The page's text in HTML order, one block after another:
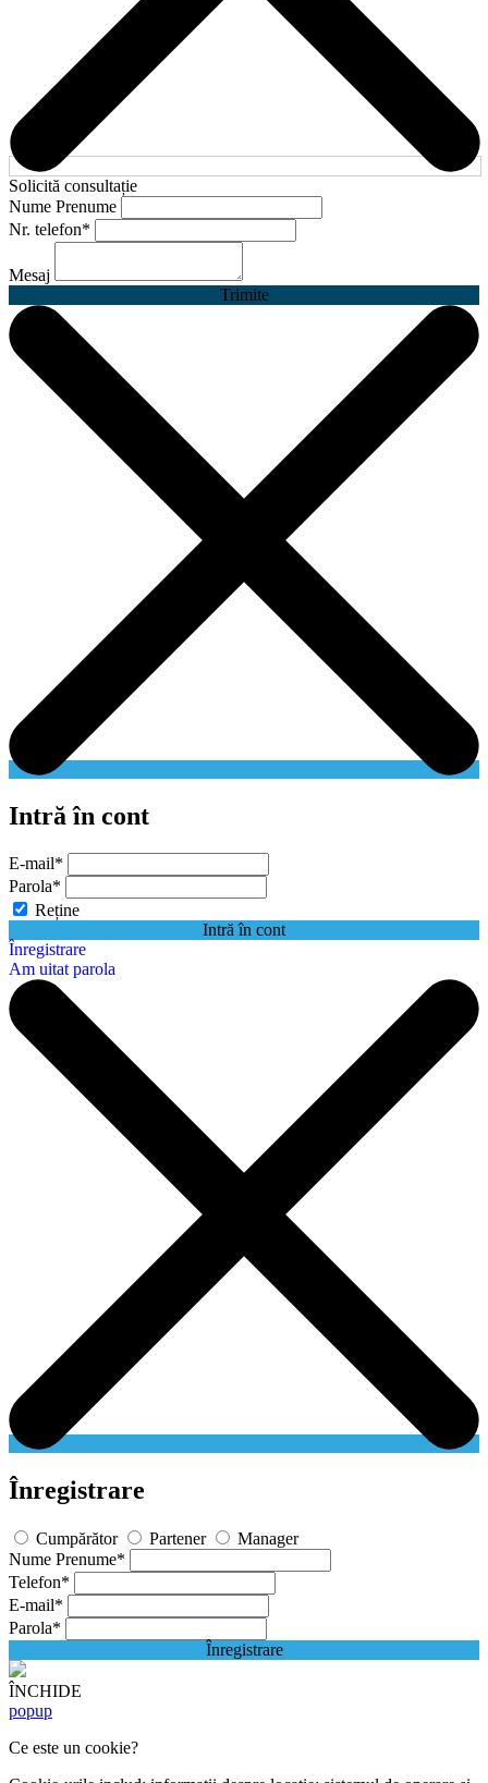
Solicită consultație
Nume Prenume
Nr. telefon*
Mesaj
Trimite
Intră în cont
E-mail*
Parola*
Reține
Intră în cont
Înregistrare
Am uitat parola
Înregistrare
Cumpărător Partener
Manager
Nume Prenume*
Telefon*
E-mail*
Parola*
Înregistrare
ÎNCHIDE
popup
Ce este un cookie?